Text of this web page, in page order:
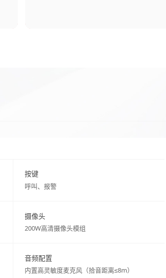
按键
呼叫、报警
摄像头
200W高清摄像头模组
音频配置
内置高灵敏度麦克风（拾音距离≤8m）